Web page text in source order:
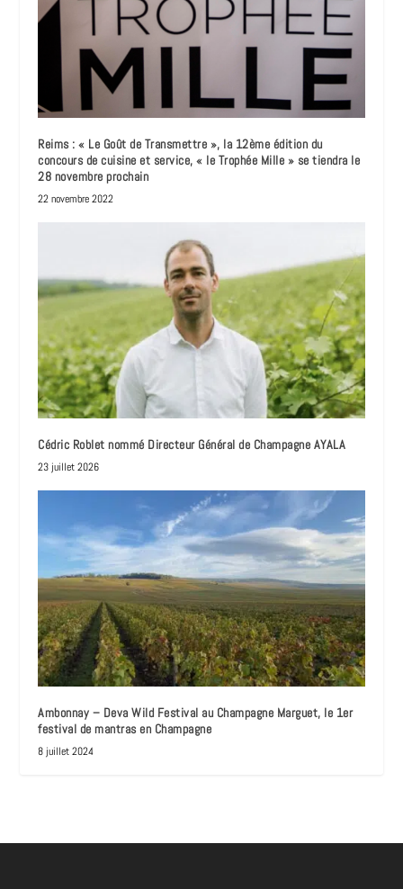
Reims : « Le Goût de Transmettre », la 12ème édition du
concours de cuisine et service, « le Trophée Mille » se tiendra le
28 novembre prochain
22 novembre 2022
Cédric Roblet nommé Directeur Général de Champagne AYALA
23 juillet 2026
Ambonnay – Deva Wild Festival au Champagne Marguet, le 1er
festival de mantras en Champagne
8 juillet 2024